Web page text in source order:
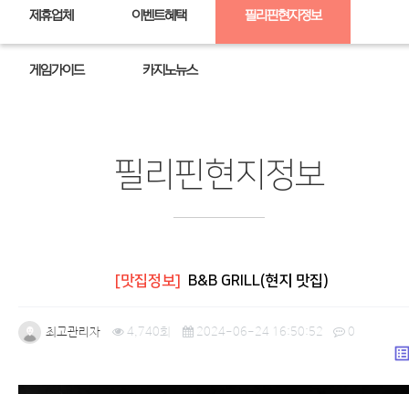
제휴업체 이벤트혜택 필리핀현지정보
게임가이드 카지노뉴스
필리핀현지정보
[맛집정보] B&B GRILL(현지 맛집)
최고관리자 4,740회 2024-06-24 16:50:52 0